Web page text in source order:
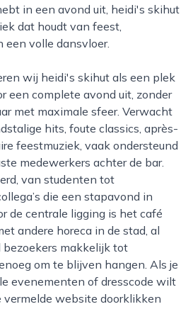
in een avond uit, heidi's skihut
dat houdt van feest,
een volle dansvloer.
een complete avond uit, zonder
met maximale sfeer. Verwacht
hits, foute classics, après-
feestmuziek, vaak ondersteund
medewerkers achter de bar.
van studenten tot
die een stapavond in
de centrale ligging is het café
andere horeca in de stad, al
makkelijk tot
om te blijven hangen. Als je
evenementen of dresscode wilt
vermelde website doorklikken